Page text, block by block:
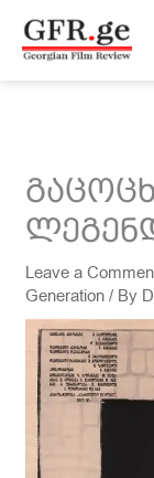
content
Leave a
Generation / By